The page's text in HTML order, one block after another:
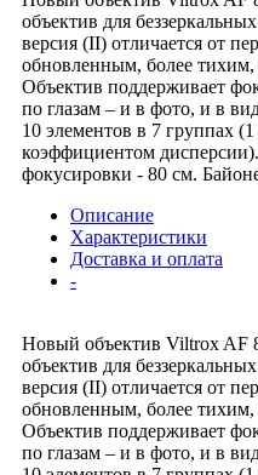
объектив для
версия (II) отличается от
обновленным, более
Объектив поддерживает
по глазам – и в фото, и в
10 элементов в 7 группах
коэффициентом
фокусировки - 80 см.
Описание
Характеристики
Доставка и оплата
-
Новый объектив Viltrox AF
объектив для
версия (II) отличается от
обновленным, более
Объектив поддерживает
по глазам – и в фото, и в